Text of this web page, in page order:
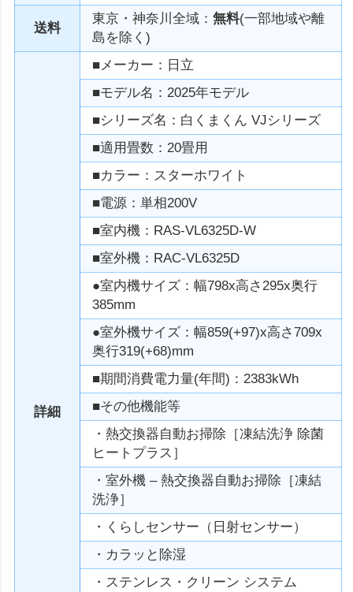
送料
東京・神奈川全域：無料(一部地域や離
島を除く)
詳細
■メーカー：日立
■モデル名：2025年モデル
■シリーズ名：白くまくん VJシリーズ
■適用畳数：20畳用
■カラー：スターホワイト
■電源：単相200V
■室内機：RAS-VL6325D-W
■室外機：RAC-VL6325D
●室内機サイズ：幅798x高さ295x奥行
385mm
●室外機サイズ：幅859(+97)x高さ709x
奥行319(+68)mm
■期間消費電力量(年間)：2383kWh
■その他機能等
・熱交換器自動お掃除［凍結洗浄 除菌
ヒートプラス］
・室外機 – 熱交換器自動お掃除［凍結
洗浄］
・くらしセンサー（日射センサー）
・カラッと除湿
・ステンレス・クリーン システム